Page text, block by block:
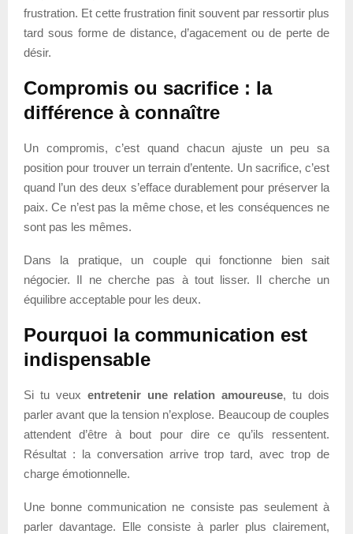
frustration. Et cette frustration finit souvent par ressortir plus
tard sous forme de distance, d’agacement ou de perte de
désir.
Compromis ou sacrifice : la
différence à connaître
Un compromis, c’est quand chacun ajuste un peu sa
position pour trouver un terrain d’entente. Un sacrifice, c’est
quand l’un des deux s’efface durablement pour préserver la
paix. Ce n’est pas la même chose, et les conséquences ne
sont pas les mêmes.
Dans la pratique, un couple qui fonctionne bien sait
négocier. Il ne cherche pas à tout lisser. Il cherche un
équilibre acceptable pour les deux.
Pourquoi la communication est
indispensable
Si tu veux entretenir une relation amoureuse, tu dois
parler avant que la tension n’explose. Beaucoup de couples
attendent d’être à bout pour dire ce qu’ils ressentent.
Résultat : la conversation arrive trop tard, avec trop de
charge émotionnelle.
Une bonne communication ne consiste pas seulement à
parler davantage. Elle consiste à parler plus clairement,